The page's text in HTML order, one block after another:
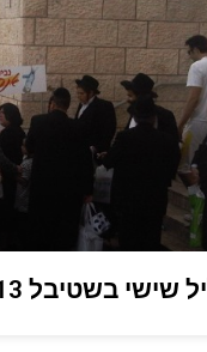
שישי בשטיבל #13